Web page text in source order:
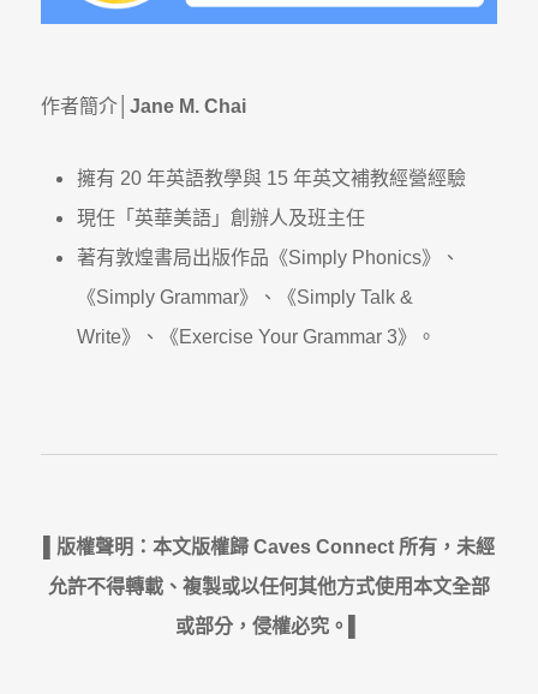
作者簡介│ Jane M. Chai
擁有 20 年英語教學與 15 年英文補教經營經驗
現任「英華美語」創辦人及班主任
著有敦煌書局出版作品《Simply Phonics》、
《Simply Grammar》、《Simply Talk &
Write》、《Exercise Your Grammar 3》。
▌版權聲明：本文版權歸 Caves Connect 所有，未經
允許不得轉載、複製或以任何其他方式使用本文全部
或部分，侵權必究。▌